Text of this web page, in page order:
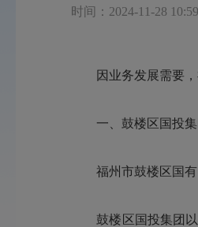
时间：2024-11-28 10:59
因业务发展需要
一、鼓楼区国投
福州市鼓楼区国有资
鼓楼区国投集团以深